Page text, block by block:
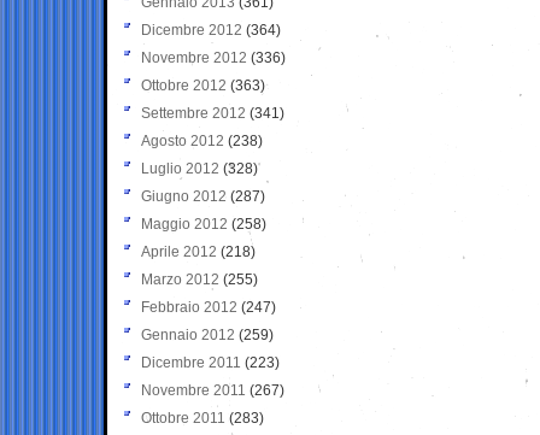
Dicembre 2012 (364)
Novembre 2012 (336)
Ottobre 2012 (363)
Settembre 2012 (341)
Agosto 2012 (238)
Luglio 2012 (328)
Giugno 2012 (287)
Maggio 2012 (258)
Aprile 2012 (218)
Marzo 2012 (255)
Febbraio 2012 (247)
Gennaio 2012 (259)
Dicembre 2011 (223)
Novembre 2011 (267)
Ottobre 2011 (283)